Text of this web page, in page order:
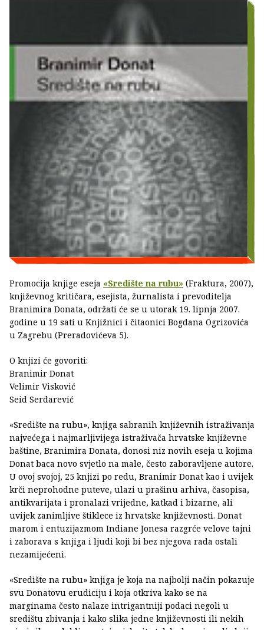
Promocija knjige eseja «Središte na rubu» (Fraktura, 2007),
književnog kritičara, esejista, žurnalista i prevoditelja
Branimira Donata, održati će se u utorak 19. lipnja 2007.
godine u 19 sati u Knjižnici i čitaonici Bogdana Ogrizovića
u Zagrebu (Preradovićeva 5).
O knjizi će govoriti:
Branimir Donat
Velimir Visković
Seid Serdarević
«Središte na rubu», knjiga sabranih književnih istraživanja
najvećega i najmarljivijega istraživača hrvatske književne
baštine, Branimira Donata, donosi niz novih eseja u kojima
Donat baca novo svjetlo na male, često zaboravljene autore.
U ovoj svojoj, 25 knjizi po redu, Branimir Donat kao i uvijek
krči neprohodne puteve, ulazi u prašinu arhiva, časopisa,
antikvarijata i pronalazi vrijedne, katkad i bizarne, ali
uvijek zanimljive štiklece iz hrvatske književnosti. Donat
marom i entuzijazmom Indiane Jonesa razgrće velove tajni
i zaborava s knjiga i ljudi koji bi bez njegova rada ostali
nezamijećeni.
«Središte na rubu» knjiga je koja na najbolji način pokazuje
svu Donatovu erudiciju i koja otkriva kako se na
marginama često nalaze intrigantniji podaci negoli u
središtu zbivanja i kako slika jedne književnosti ili nekih